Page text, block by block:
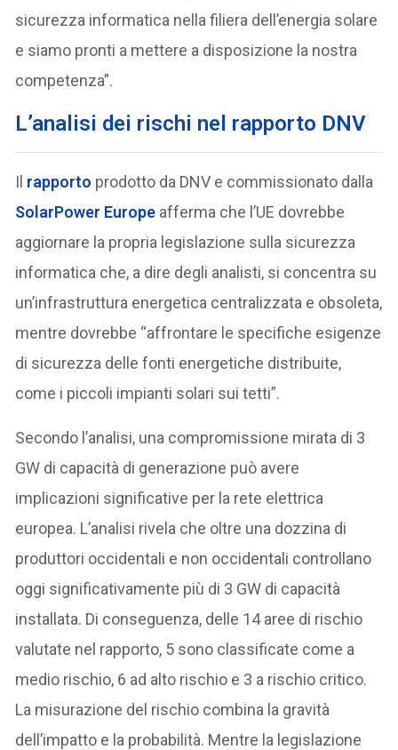
sicurezza informatica nella filiera dell’energia solare
e siamo pronti a mettere a disposizione la nostra
competenza”.
L’analisi dei rischi nel rapporto DNV
Il rapporto prodotto da DNV e commissionato dalla
SolarPower Europe afferma che l’UE dovrebbe
aggiornare la propria legislazione sulla sicurezza
informatica che, a dire degli analisti, si concentra su
un’infrastruttura energetica centralizzata e obsoleta,
mentre dovrebbe “affrontare le specifiche esigenze
di sicurezza delle fonti energetiche distribuite,
come i piccoli impianti solari sui tetti”.
Secondo l’analisi, una compromissione mirata di 3
GW di capacità di generazione può avere
implicazioni significative per la rete elettrica
europea. L’analisi rivela che oltre una dozzina di
produttori occidentali e non occidentali controllano
oggi significativamente più di 3 GW di capacità
installata. Di conseguenza, delle 14 aree di rischio
valutate nel rapporto, 5 sono classificate come a
medio rischio, 6 ad alto rischio e 3 a rischio critico.
La misurazione del rischio combina la gravità
dell’impatto e la probabilità. Mentre la legislazione